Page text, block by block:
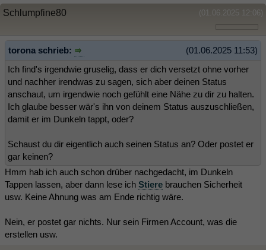
(01.06.2025 12:06)
Schlumpfine80
(01.06.2025 11:53)
torona schrieb:
Ich find's irgendwie gruselig, dass er dich versetzt ohne vorher
und nachher irendwas zu sagen, sich aber deinen Status
anschaut, um irgendwie noch gefühlt eine Nähe zu dir zu halten.
Ich glaube besser wär's ihn von deinem Status auszuschließen,
damit er im Dunkeln tappt, oder?
Schaust du dir eigentlich auch seinen Status an? Oder postet er
gar keinen?
Hmm hab ich auch schon drüber nachgedacht, im Dunkeln
Tappen lassen, aber dann lese ich Stiere brauchen Sicherheit
usw. Keine Ahnung was am Ende richtig wäre.
Nein, er postet gar nichts. Nur sein Firmen Account, was die
erstellen usw.